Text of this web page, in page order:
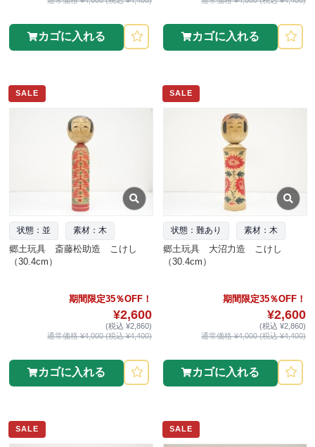
カゴに入れる カゴに入れる
SALE
状態：並 素材：木
郷土玩具 斎藤松助造 こけし
（30.4cm）
期間限定35％OFF！
¥2,600
(税込 ¥2,860)
通常価格 ¥4,000 (税込 ¥4,400)
カゴに入れる
SALE
状態：難あり 素材：木
郷土玩具 大沼力造 こけし
（30.4cm）
期間限定35％OFF！
¥2,600
(税込 ¥2,860)
通常価格 ¥4,000 (税込 ¥4,400)
カゴに入れる
SALE SALE